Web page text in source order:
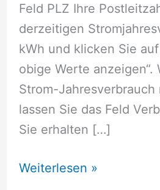
Feld PLZ Ihre
derzeitigen
kWh und klicken Sie
obige Werte anzeigen“.
Strom-Jahresverbrauch
lassen Sie das Feld
Sie erhalten […]
Stromversorger
Weiterlesen »